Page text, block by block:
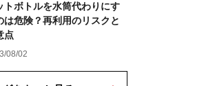
トボトルを水筒代わりにす
は危険？再利用のリスクと
点
08/02